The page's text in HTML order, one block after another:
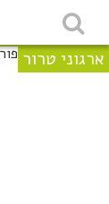
ארגוני טרור